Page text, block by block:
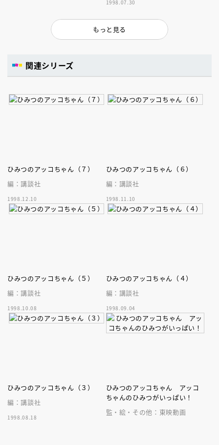
1998.07.30
もっと見る
関連シリーズ
ひみつのアッコちゃん（７）
編：講談社
1998.12.10
ひみつのアッコちゃん（６）
編：講談社
1998.11.10
ひみつのアッコちゃん（５）
編：講談社
1998.10.08
ひみつのアッコちゃん（４）
編：講談社
1998.09.04
ひみつのアッコちゃん（３）
編：講談社
1998.08.18
ひみつのアッコちゃん アッコ
ちゃんのひみつがいっぱい！
監・絵・その他：東映動画